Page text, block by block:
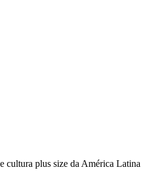
cultura plus size da América Latina